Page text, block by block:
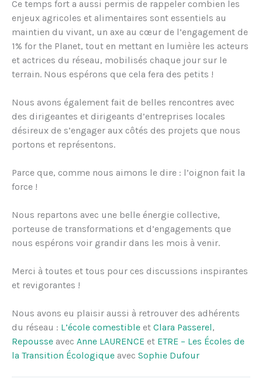
Ce temps fort a aussi permis de rappeler combien les
enjeux agricoles et alimentaires sont essentiels au
maintien du vivant, un axe au cœur de l’engagement de
1% for the Planet, tout en mettant en lumière les acteurs
et actrices du réseau, mobilisés chaque jour sur le
terrain. Nous espérons que cela fera des petits !
Nous avons également fait de belles rencontres avec
des dirigeantes et dirigeants d’entreprises locales
désireux de s’engager aux côtés des projets que nous
portons et représentons.
Parce que, comme nous aimons le dire : l’oignon fait la
force !
Nous repartons avec une belle énergie collective,
porteuse de transformations et d’engagements que
nous espérons voir grandir dans les mois à venir.
Merci à toutes et tous pour ces discussions inspirantes
et revigorantes !
Nous avons eu plaisir aussi à retrouver des adhérents
du réseau : L’école comestible et Clara Passerel,
Repousse avec Anne LAURENCE et ETRE – Les Écoles de
la Transition Écologique avec Sophie Dufour